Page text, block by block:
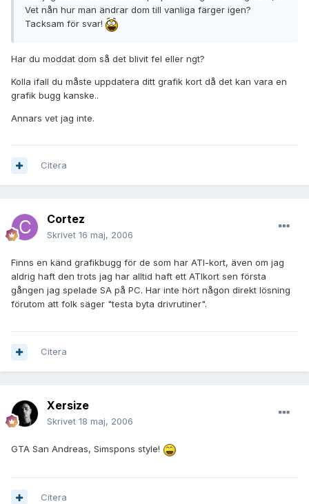
Vet nån hur man ändrar dom till vanliga färger igen?
Tacksam för svar!
Har du moddat dom så det blivit fel eller ngt?
Kolla ifall du måste uppdatera ditt grafik kort då det kan vara en
grafik bugg kanske..
Annars vet jag inte.
Citera
Cortez
Skrivet 16 maj, 2006
Finns en känd grafikbugg för de som har ATI-kort, även om jag
aldrig haft den trots jag har alltid haft ett ATIkort sen första
gången jag spelade SA på PC. Har inte hört någon direkt lösning
förutom att folk säger "testa byta drivrutiner".
Citera
Xersize
Skrivet 18 maj, 2006
GTA San Andreas, Simspons style!
Citera